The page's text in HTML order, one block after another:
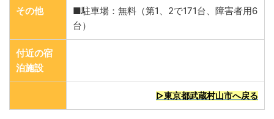
その他
■駐車場：無料（第1、2で171台、障害者用6
台）
付近の宿
泊施設
▷東京都武蔵村山市へ戻る